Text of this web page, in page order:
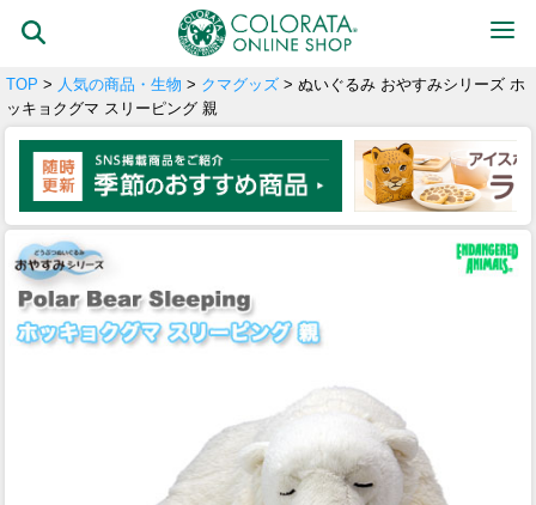
TOP > 人気の商品・生物 > クマグッズ > ぬいぐるみ おやすみシリーズ ホ
ッキョクグマ スリーピング 親